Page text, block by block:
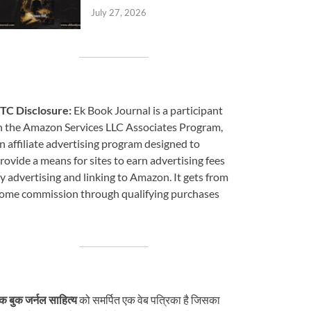
July 27, 2026
Disclosure: Ek Book Journal is a participant
the Amazon Services LLC Associates Program,
affiliate advertising program designed to
a means for sites to earn advertising fees
advertising and linking to Amazon. It gets from
commission through qualifying purchases
बुक जर्नल साहित्यको समर्पित एक वेब पत्रिका है जिसका